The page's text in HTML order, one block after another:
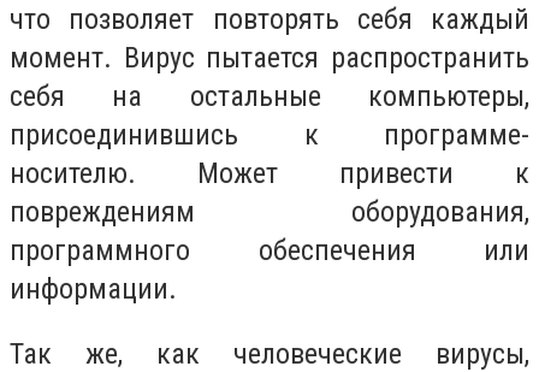
что позволяет повторять себя каждый
момент. Вирус пытается распространить
себя на остальные компьютеры,
присоединившись к программе-
носителю. Может привести к
повреждениям оборудования,
программного обеспечения или
информации.
Так же, как человеческие вирусы,